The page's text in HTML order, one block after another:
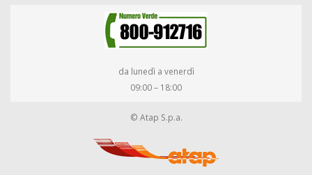
da lunedì a venerdì
09:00 – 18:00
© Atap S.p.a.